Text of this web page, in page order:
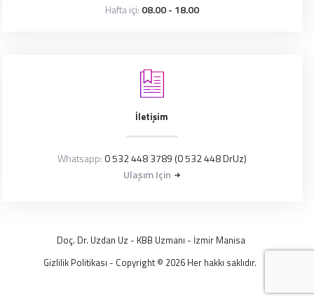
Hafta içi: 08.00 - 18.00
İletişim
Whatsapp: 0 532 448 3789 (0 532 448 DrUz)
Ulaşım Için
Doç. Dr. Uzdan Uz - KBB Uzmanı - İzmir Manisa
Gizlilik Politikası - Copyright © 2026 Her hakkı saklıdır.